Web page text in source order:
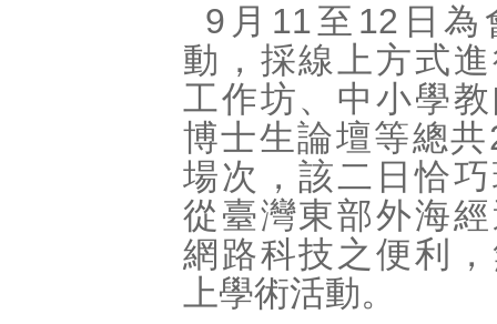
9月11至12日為
動，採線上方式
工作坊、中小學
博士生論壇等總
場次，該二日恰
從臺灣東部外海
網路科技之便利
上學術活動。